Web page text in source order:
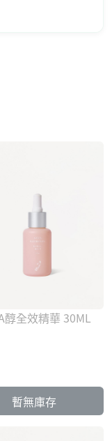
維他命A醇全效精華 30ML
暫無庫存